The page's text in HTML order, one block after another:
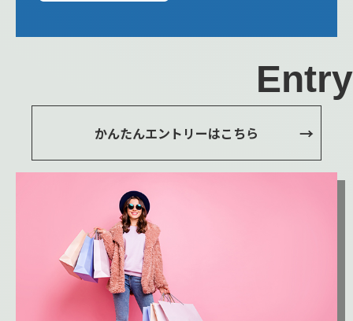
Entry
かんたんエントリーはこちら